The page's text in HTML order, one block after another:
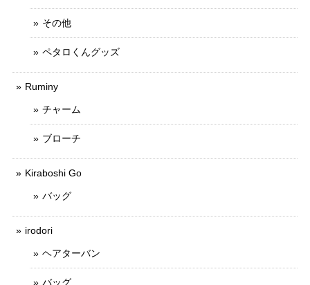
その他
ペタロくんグッズ
Ruminy
チャーム
ブローチ
Kiraboshi Go
バッグ
irodori
ヘアターバン
バッグ